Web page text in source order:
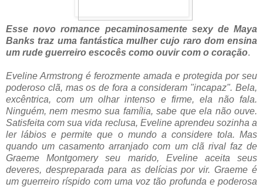
Esse novo romance pecaminosamente sexy de Maya
Banks traz uma fantástica mulher cujo raro dom ensina
um rude guerreiro escocês como ouvir com o coração.
Eveline Armstrong é ferozmente amada e protegida por seu
poderoso clã, mas os de fora a consideram "incapaz". Bela,
excêntrica, com um olhar intenso e firme, ela não fala.
Ninguém, nem mesmo sua família, sabe que ela não ouve.
Satisfeita com sua vida reclusa, Eveline aprendeu sozinha a
ler lábios e permite que o mundo a considere tola. Mas
quando um casamento arranjado com um clã rival faz de
Graeme Montgomery seu marido, Eveline aceita seus
deveres, despreparada para as delícias por vir. Graeme é
um guerreiro ríspido com uma voz tão profunda e poderosa